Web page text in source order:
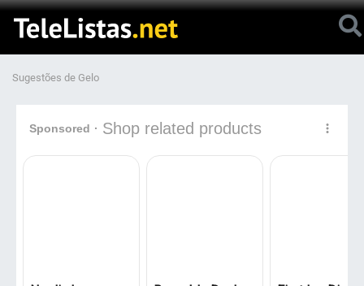
Sugestões de Gelo